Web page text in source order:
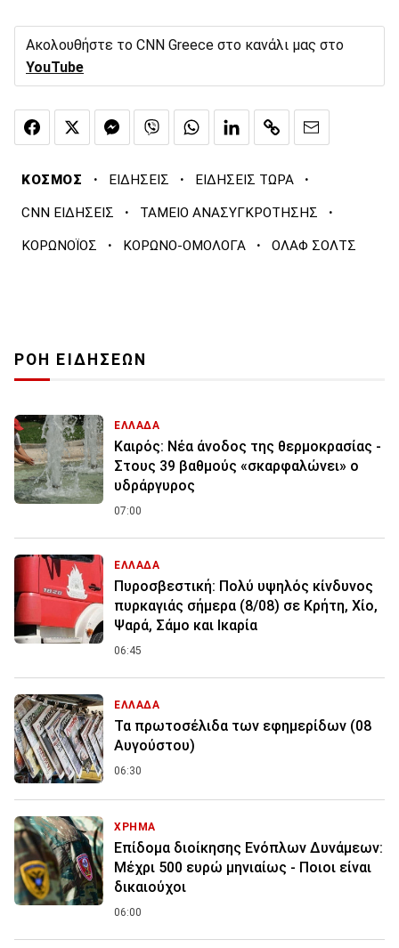
Ακολουθήστε το CNN Greece στο κανάλι μας στο
YouTube
ΚΟΣΜΟΣ · ΕΙΔΗΣΕΙΣ · ΕΙΔΗΣΕΙΣ ΤΩΡΑ ·
CNN ΕΙΔΗΣΕΙΣ · ΤΑΜΕΙΟ ΑΝΑΣΥΓΚΡΟΤΗΣΗΣ ·
ΚΟΡΩΝΟΪΟΣ · ΚΟΡΩΝΟ-ΟΜΟΛΟΓΑ · ΟΛΑΦ ΣΟΛΤΣ
ΡΟΗ ΕΙΔΗΣΕΩΝ
ΕΛΛΑΔΑ
Καιρός: Νέα άνοδος της θερμοκρασίας -
Στους 39 βαθμούς «σκαρφαλώνει» ο
υδράργυρος
07:00
ΕΛΛΑΔΑ
Πυροσβεστική: Πολύ υψηλός κίνδυνος
πυρκαγιάς σήμερα (8/08) σε Κρήτη, Χίο,
Ψαρά, Σάμο και Ικαρία
06:45
ΕΛΛΑΔΑ
Τα πρωτοσέλιδα των εφημερίδων (08
Αυγούστου)
06:30
ΧΡΗΜΑ
Επίδομα διοίκησης Ενόπλων Δυνάμεων:
Μέχρι 500 ευρώ μηνιαίως - Ποιοι είναι
δικαιούχοι
06:00